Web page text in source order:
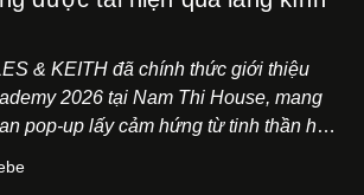
& KEITH đã chính thức giới thiệu
2026 tại Nam Thi House, mang
pop-up lấy cảm hứng từ tinh thần học
Z giao thoa trong một trải nghiệm đa